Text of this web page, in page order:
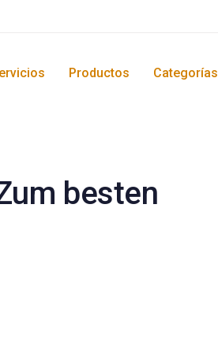
Productos Categorías
besten